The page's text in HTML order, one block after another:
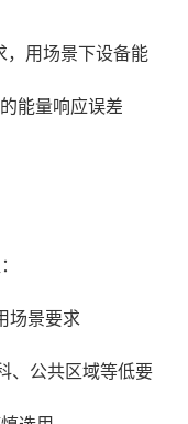
，用场景下设备能
能量响应误差
场景要求
、公共区域等低要